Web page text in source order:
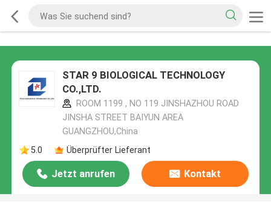
STAR 9 BIOLOGICAL TECHNOLOGY
CO.,LTD.
ROOM 1199 , NO 119 JINSHAZHOU ROAD
JINSHA STREET BAIYUN AREA
GUANGZHOU,China
5.0
Überprüfter Lieferant
Jetzt anrufen Kontakt